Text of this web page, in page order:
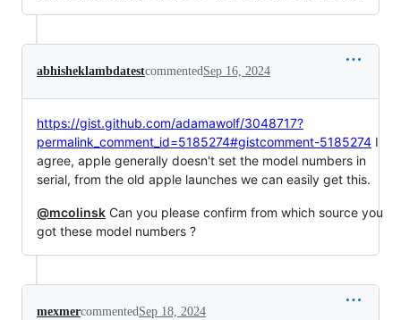
abhisheklambdatestcommentedSep 16, 2024
https://gist.github.com/adamawolf/3048717?
permalink_comment_id=5185274#gistcomment-5185274 I
agree, apple generally doesn't set the model numbers in
serial, from the old apple launches we can easily get this.
@mcolinsk Can you please confirm from which source you
got these model numbers ?
mexmercommentedSep 18, 2024